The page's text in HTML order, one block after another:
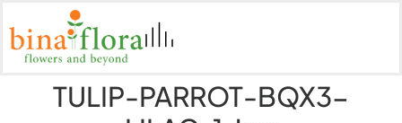
TULIP-PARROT-BQX3-